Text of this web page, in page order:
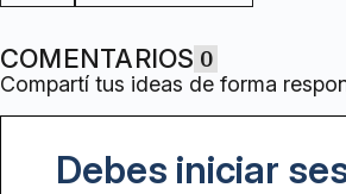
COMENTARIOS 0
Compartí tus ideas de forma
Debes iniciar